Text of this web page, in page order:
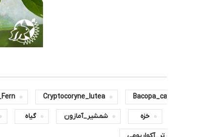
Cryptocoryne_lutea
Java_Fern
شمشیر_آمازون گیاه گیاه_آکواریومی